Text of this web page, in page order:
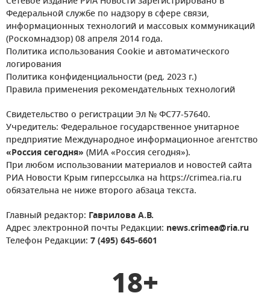
Федеральной службе по надзору в сфере связи,
информационных технологий и массовых коммуникаций
(Роскомнадзор) 08 апреля 2014 года.
Политика использования Cookie и автоматического
логирования
Политика конфиденциальности (ред. 2023 г.)
Правила применения рекомендательных технологий
Свидетельство о регистрации Эл № ФС77-57640.
Учредитель: Федеральное государственное унитарное
предприятие Международное информационное агентство
«Россия сегодня» (МИА «Россия сегодня»).
При любом использовании материалов и новостей сайта
РИА Новости Крым гиперссылка на https://crimea.ria.ru
обязательна не ниже второго абзаца текста.
Главный редактор: Гаврилова А.В.
Адрес электронной почты Редакции: news.crimea@ria.ru
Телефон Редакции: 7 (495) 645-6601